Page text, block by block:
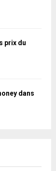
prix du
dans